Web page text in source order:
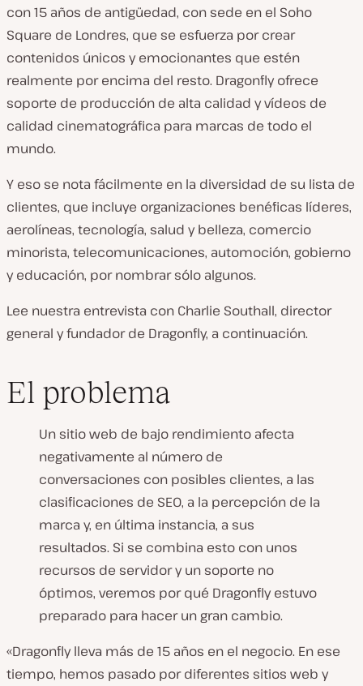
con 15 años de antigüedad, con sede en el Soho
Square de Londres, que se esfuerza por crear
contenidos únicos y emocionantes que estén
realmente por encima del resto. Dragonfly ofrece
soporte de producción de alta calidad y vídeos de
calidad cinematográfica para marcas de todo el
mundo.
Y eso se nota fácilmente en la diversidad de su lista de
clientes, que incluye organizaciones benéficas líderes,
aerolíneas, tecnología, salud y belleza, comercio
minorista, telecomunicaciones, automoción, gobierno
y educación, por nombrar sólo algunos.
Lee nuestra entrevista con Charlie Southall, director
general y fundador de Dragonfly, a continuación.
El problema
Un sitio web de bajo rendimiento afecta
negativamente al número de
conversaciones con posibles clientes, a las
clasificaciones de SEO, a la percepción de la
marca y, en última instancia, a sus
resultados. Si se combina esto con unos
recursos de servidor y un soporte no
óptimos, veremos por qué Dragonfly estuvo
preparado para hacer un gran cambio.
«Dragonfly lleva más de 15 años en el negocio. En ese
tiempo, hemos pasado por diferentes sitios web y